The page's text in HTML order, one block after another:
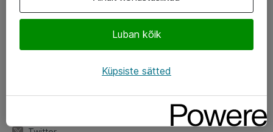
Luban kõik
Küpsiste sätted